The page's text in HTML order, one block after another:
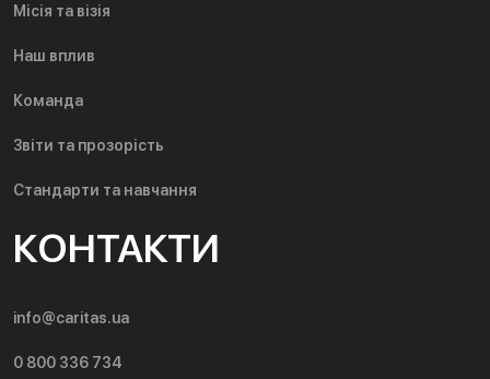
Місія та візія
Наш вплив
Команда
Звіти та прозорість
Стандарти та навчання
КОНТАКТИ
info@caritas.ua
0 800 336 734